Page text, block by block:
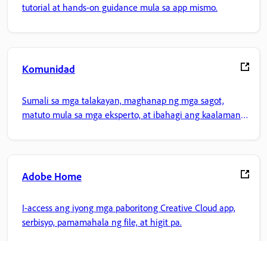
tutorial at hands-on guidance mula sa app mismo.
Komunidad
Sumali sa mga talakayan, maghanap ng mga sagot,
matuto mula sa mga eksperto, at ibahagi ang kaalaman
Adobe Home
I-access ang iyong mga paboritong Creative Cloud app,
serbisyo, pamamahala ng file, at higit pa.